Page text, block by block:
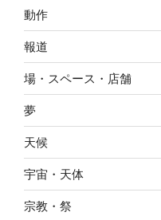
動作
報道
場・スペース・店舗
夢
天候
宇宙・天体
宗教・祭